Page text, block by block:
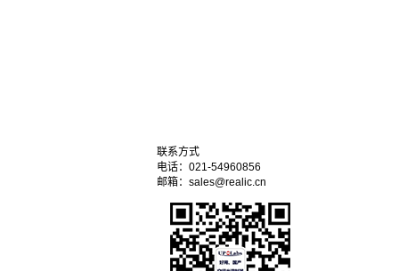
联系方式
电话：021-54960856
邮箱：sales@realic.cn